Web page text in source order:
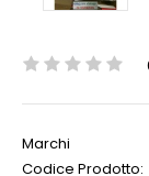
Marchi
Codice Prodotto: